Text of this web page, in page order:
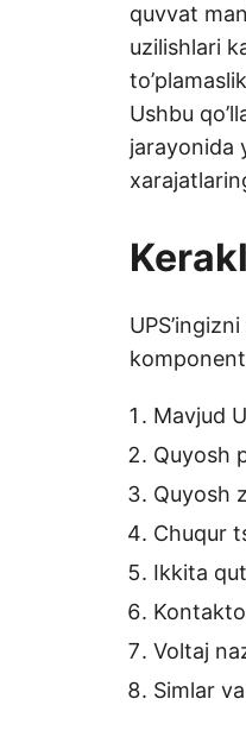
quvvat
uzilishlari
Ushbu
jarayonida
Mavjud
Quyosh
Quyosh
Chuqur
Ikkita
Voltaj
Simlar